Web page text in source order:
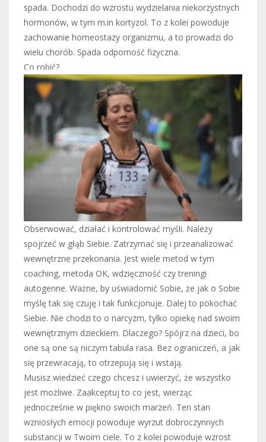
spada. Dochodzi do wzrostu wydzielania niekorzystnych
hormonów, w tym m.in kortyzol. To z kolei powoduje
zachowanie homeostazy organizmu, a to prowadzi do
wielu chorób. Spada odporność fizyczna.
Co robić?
Obserwować, działać i kontrolować myśli. Należy
spojrzeć w głąb Siebie. Zatrzymać się i przeanalizować
wewnętrzne przekonania. Jest wiele metod w tym
coaching, metoda OK, wdzięczność czy treningi
autogenne. Ważne, by uświadomić Sobie, że jak o Sobie
myślę tak się czuję i tak funkcjonuje. Dalej to pokochać
Siebie. Nie chodzi to o narcyzm, tylko opiekę nad swoim
wewnętrznym dzieckiem. Dlaczego? Spójrz na dzieci, bo
one są one są niczym tabula rasa. Bez ograniczeń, a jak
się przewracają, to otrzepują się i wstają.
Musisz wiedzieć czego chcesz i uwierzyć, że wszystko
jest możliwe. Zaakceptuj to co jest, wierząc
jednocześnie w piękno swoich marzeń. Ten stan
wzniosłych emocji powoduje wyrzut dobroczynnych
substancji w Twoim ciele. To z kolei powoduje wzrost